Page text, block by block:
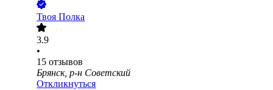
Твоя Полка
3.9
•
15 отзывов
Брянск, р-н Советский
Откликнуться